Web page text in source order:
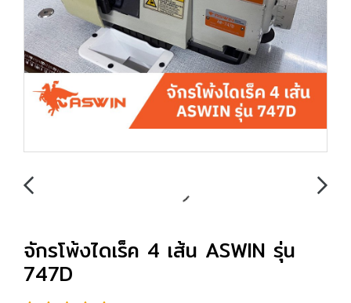
จักรโพ้งไดเร็ค 4 เส้น ASWIN รุ่น
747D